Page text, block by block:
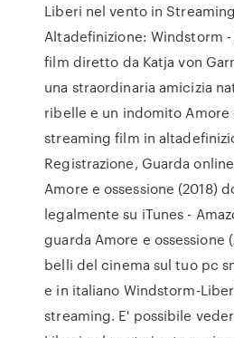
Liberi nel vento in
Altadefinizione: Windstorm
film diretto da Katja von
una straordinaria amicizia
ribelle e un indomito Amore
streaming film in
Registrazione, Guarda
Amore e ossessione (2018)
legalmente su iTunes -
guarda Amore e ossessione
belli del cinema sul tuo pc
e in italiano Windstorm-
streaming. E' possibile